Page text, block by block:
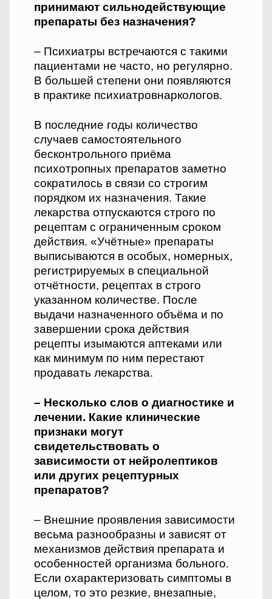
принимают сильнодействующие
препараты без назначения?
– Психиатры встречаются с такими
пациентами не часто, но регулярно.
В большей степени они появляются
в практике психиатров­наркологов.
В последние годы количество
случаев самостоятельного
бесконтрольного приёма
психотропных препаратов заметно
сократилось в связи со строгим
порядком их назначения. Такие
лекарства отпускаются строго по
рецептам с ограниченным сроком
действия. «Учётные» препараты
выписываются в особых, номерных,
регистрируемых в специальной
отчётности, рецептах в строго
указанном количестве. После
выдачи назначенного объёма и по
завершении срока действия
рецепты изымаются аптеками или
как минимум по ним перестают
продавать лекарства.
– Несколько слов о диагнос­тике и
лечении. Какие клинические
признаки могут
свидетельствовать о
зависимости от нейролептиков
или других рецептурных
препаратов?
– Внешние проявления зависимости
весьма разнообразны и зависят от
механизмов действия препарата и
особенностей организма больного.
Если охарактеризовать симптомы в
целом, то это резкие, внезапные,